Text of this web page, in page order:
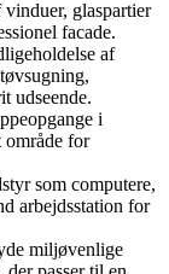
glaspartier
facade.
af
udseende.
i
område for
som computere,
arbejdsstation for
miljøvenlige